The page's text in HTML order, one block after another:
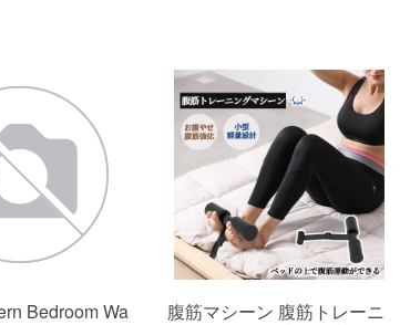
Bedroom Wa
腹筋マシーン 腹筋トレーニ